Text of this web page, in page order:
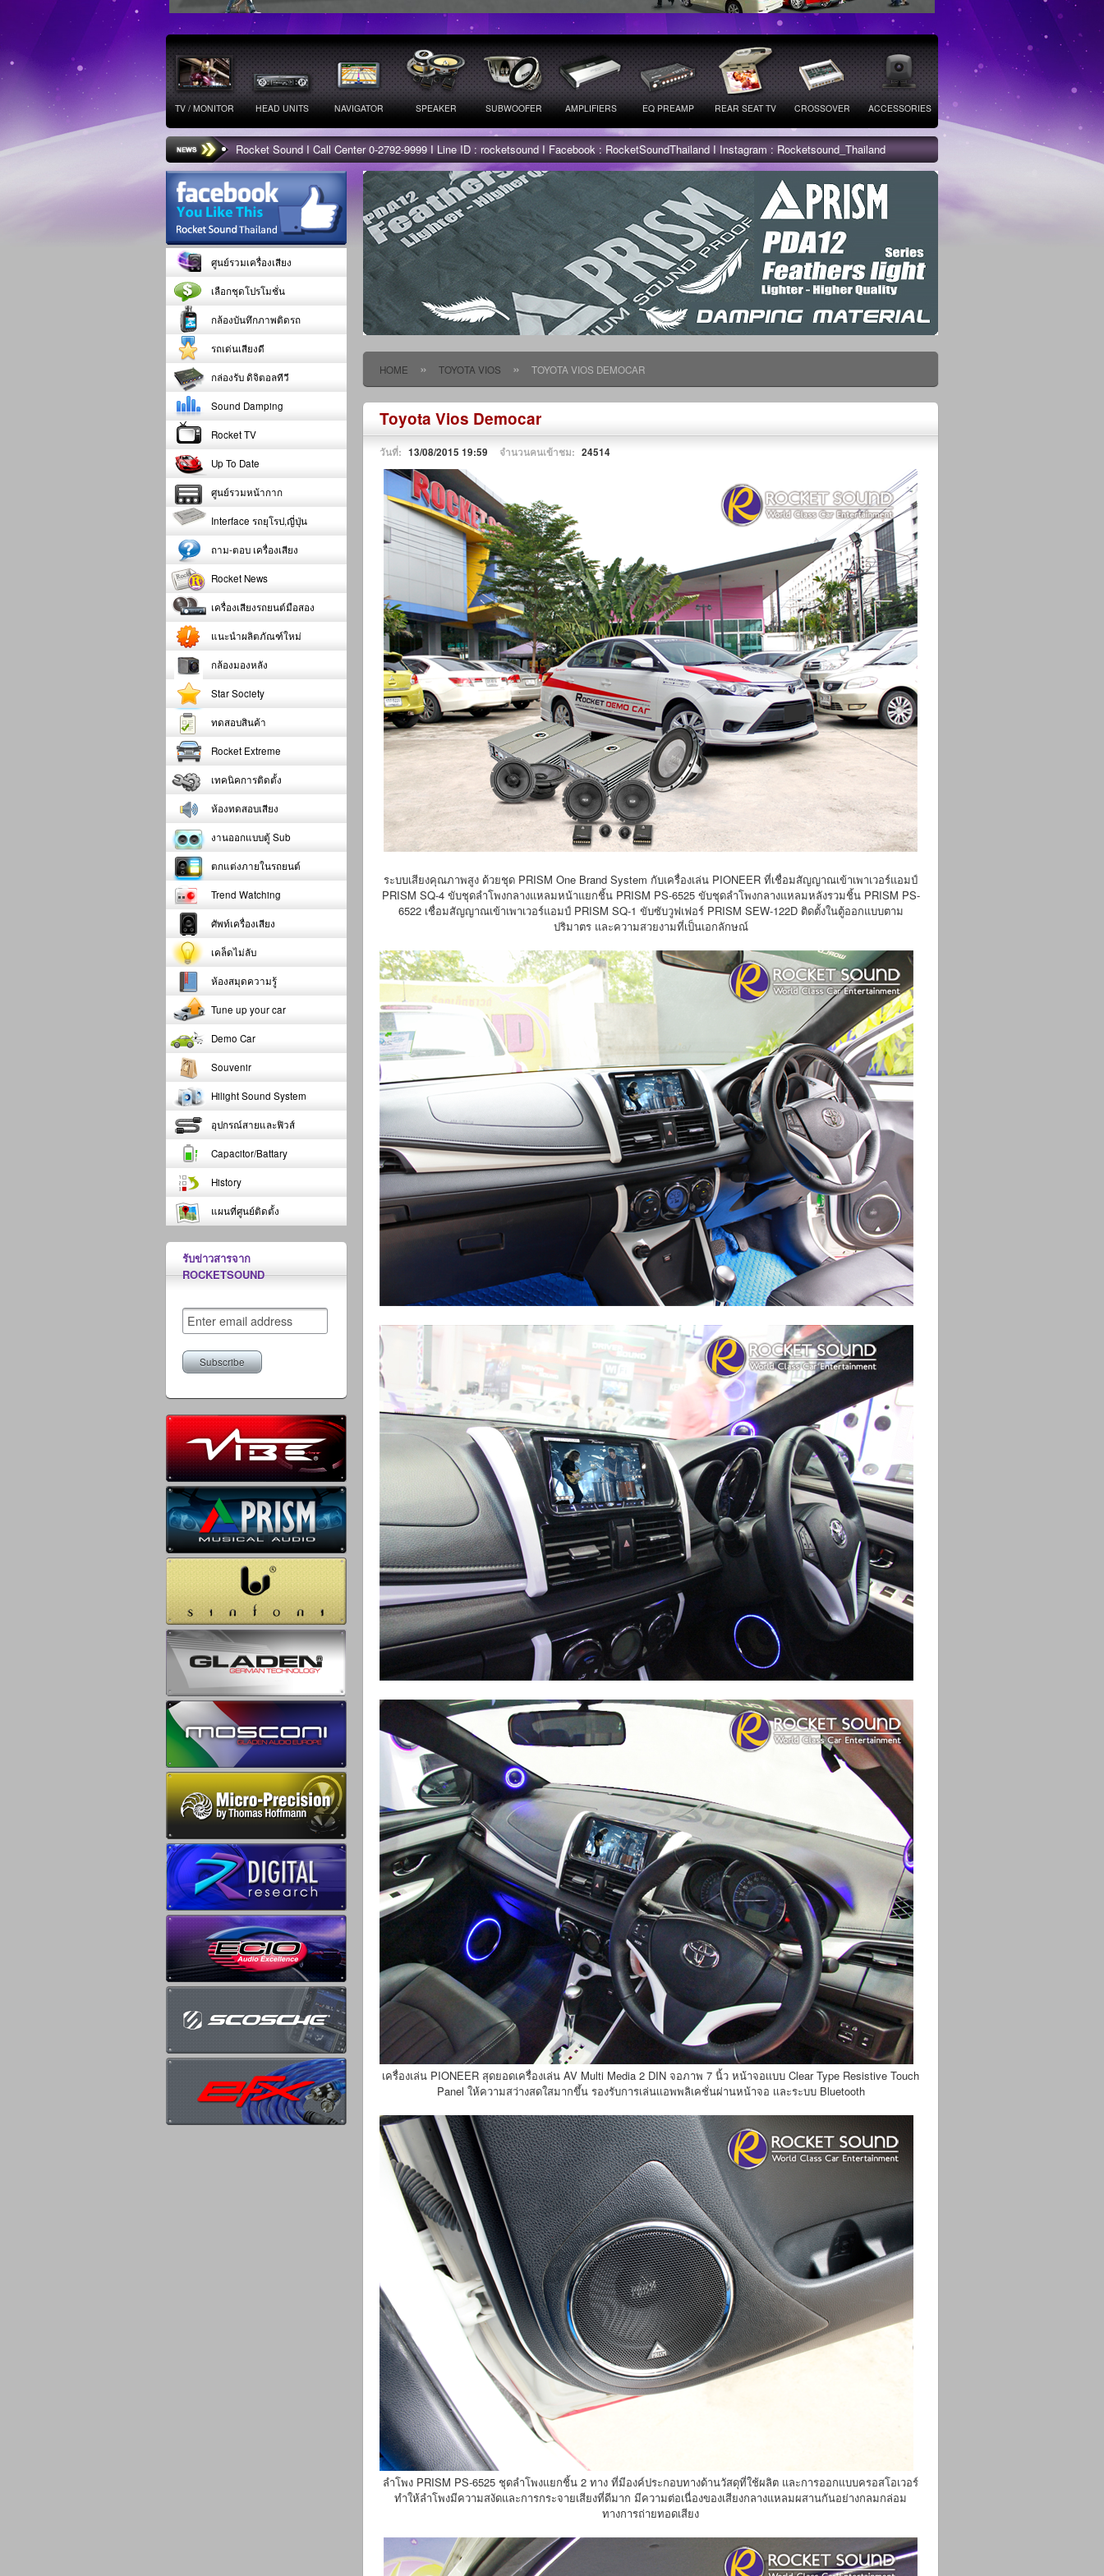
TV / MONITOR HEAD UNITS NAVIGATOR SPEAKER SUBWOOFER AMPLIFIERS EQ PREAMP REAR SEAT TV CROSSOVER ACCESSORIES
Rocket Sound I Call Center 0-2792-9999 I Line ID : rocketsound I Facebook : RocketSoundThailand I Instagram : Rocketsound_Thailand
HOME » TOYOTA VIOS » TOYOTA VIOS DEMOCAR
Toyota Vios Democar
วันที่: 13/08/2015 19:59 จำนวนคนเข้าชม: 24514
ระบบเสียงคุณภาพสูง ด้วยชุด PRISM One Brand System กับเครื่องเล่น PIONEER ที่เชื่อมสัญญาณเข้าเพาเวอร์แอมป์
PRISM SQ-4 ขับชุดลำโพงกลางแหลมหน้าแยกชิ้น PRISM PS-6525 ขับชุดลำโพงกลางแหลมหลังรวมชิ้น PRISM PS-
6522 เชื่อมสัญญาณเข้าเพาเวอร์แอมป์ PRISM SQ-1 ขับซับวูฟเฟอร์ PRISM SEW-122D ติดตั้งในตู้ออกแบบตาม
ปริมาตร และความสวยงามที่เป็นเอกลักษณ์
เครื่องเล่น PIONEER สุดยอดเครื่องเล่น AV Multi Media 2 DIN จอภาพ 7 นิ้ว หน้าจอเเบบ Clear Type Resistive Touch
Panel ให้ความสว่างสดใสมากขึ้น รองรับการเล่นเเอพพลิเคชั่นผ่านหน้าจอ เเละระบบ Bluetooth
ลำโพง PRISM PS-6525 ชุดลำโพงแยกชิ้น 2 ทาง ที่มีองค์ประกอบทางด้านวัสดุที่ใช้ผลิต และการออกแบบครอสโอเวอร์
ทำให้ลำโพงมีความสงัดและการกระจายเสียงที่ดีมาก มีความต่อเนื่องของเสียงกลางแหลมผสานกันอย่างกลมกล่อม
ทางการถ่ายทอดเสียง
ศูนย์รวมเครื่องเสียง
เลือกชุดโปรโมชั่น
กล้องบันทึกภาพติดรถ
รถเด่นเสียงดี
กล่องรับ ดิจิตอลทีวี
Sound Damping
Rocket TV
Up To Date
ศูนย์รวมหน้ากาก
Interface รถยุโรป,ญี่ปุ่น
ถาม-ตอบ เครื่องเสียง
Rocket News
เครื่องเสียงรถยนต์มือสอง
แนะนำผลิตภัณฑ์ใหม่
กล้องมองหลัง
Star Society
ทดสอบสินค้า
Rocket Extreme
เทคนิคการติดตั้ง
ห้องทดสอบเสียง
งานออกแบบตู้ Sub
ตกแต่งภายในรถยนต์
Trend Watching
ศัพท์เครื่องเสียง
เคล็ดไม่ลับ
ห้องสมุดความรู้
Tune up your car
Demo Car
Souvenir
Hilight Sound System
อุปกรณ์สายและฟิวส์
Capacitor/Battary
History
แผนที่ศูนย์ติดตั้ง
รับข่าวสารจาก
ROCKETSOUND